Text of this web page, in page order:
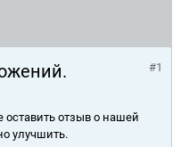
#1
оставить отзыв о нашей
улучшить.